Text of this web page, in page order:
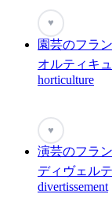
♥
園芸のフラ
オルティキ
horticulture
♥
演芸のフラ
ディヴェル
divertissement